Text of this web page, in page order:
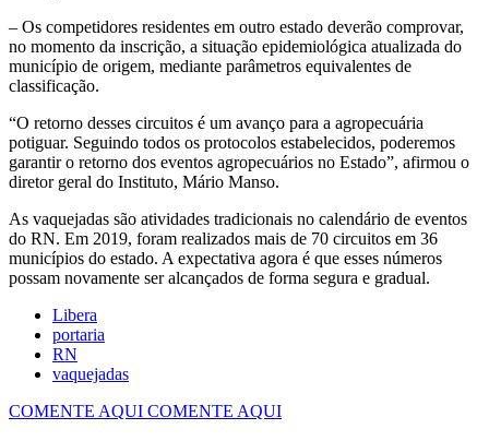
– Os competidores residentes em outro estado deverão comprovar,
no momento da inscrição, a situação epidemiológica atualizada do
município de origem, mediante parâmetros equivalentes de
classificação.
“O retorno desses circuitos é um avanço para a agropecuária
potiguar. Seguindo todos os protocolos estabelecidos, poderemos
garantir o retorno dos eventos agropecuários no Estado”, afirmou o
diretor geral do Instituto, Mário Manso.
As vaquejadas são atividades tradicionais no calendário de eventos
do RN. Em 2019, foram realizados mais de 70 circuitos em 36
municípios do estado. A expectativa agora é que esses números
possam novamente ser alcançados de forma segura e gradual.
Libera
portaria
RN
vaquejadas
COMENTE AQUI COMENTE AQUI